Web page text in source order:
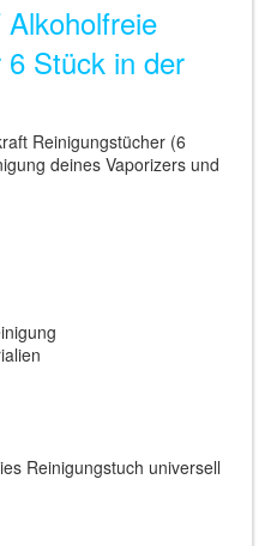
6 Stück in der
Reinigungstücher (6
deines Vaporizers und
Reinigungstuch universell